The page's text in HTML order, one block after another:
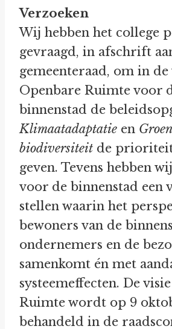
Verzoeken
Wij hebben het college
gevraagd, in afschrift
gemeenteraad, om in de
Openbare Ruimte voor
binnenstad de
Klimaatadaptatie en
biodiversiteit de
geven. Tevens hebben
voor de binnenstad een
stellen waarin het
bewoners van de
ondernemers en de
samenkomt én met
systeemeffecten. De
Ruimte wordt op 9
behandeld in de